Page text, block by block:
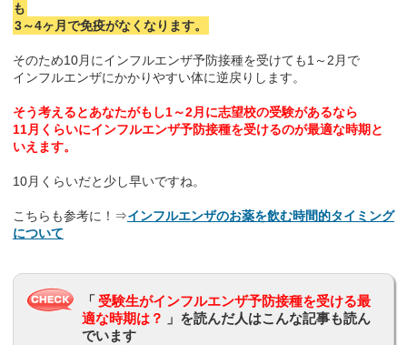
も
3～4ヶ月で免疫がなくなります。
そのため10月にインフルエンザ予防接種を受けても1～2月で
インフルエンザにかかりやすい体に逆戻りします。
そう考えるとあなたがもし1～2月に志望校の受験があるなら
11月くらいにインフルエンザ予防接種を受けるのが最適な時期と
いえます。
10月くらいだと少し早いですね。
こちらも参考に！⇒インフルエンザのお薬を飲む時間的タイミング
について
「 受験生がインフルエンザ予防接種を受ける最
適な時期は？
」を読んだ人はこんな記事も読ん
でいます